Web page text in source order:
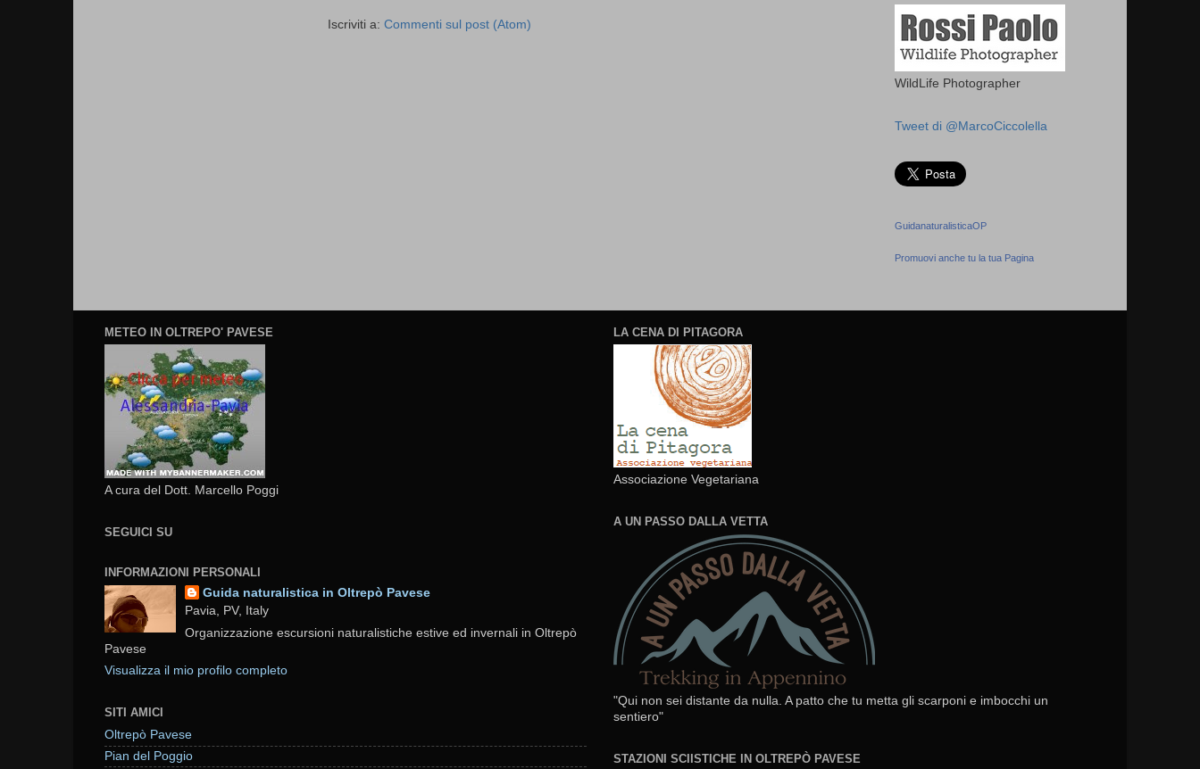
Iscriviti a: Commenti sul post (Atom)
WildLife Photographer
Tweet di @MarcoCiccolella
GuidanaturalisticaOP
Promuovi anche tu la tua Pagina
METEO IN OLTREPO' PAVESE
A cura del Dott. Marcello Poggi
SEGUICI SU
INFORMAZIONI PERSONALI
Guida naturalistica in Oltrepò Pavese
Pavia, PV, Italy
Organizzazione escursioni naturalistiche estive ed invernali in Oltrepò
Pavese
Visualizza il mio profilo completo
SITI AMICI
Oltrepò Pavese
Pian del Poggio
LA CENA DI PITAGORA
Associazione Vegetariana
A UN PASSO DALLA VETTA
"Qui non sei distante da nulla. A patto che tu metta gli scarponi e imbocchi un
sentiero"
STAZIONI SCIISTICHE IN OLTREPÒ PAVESE